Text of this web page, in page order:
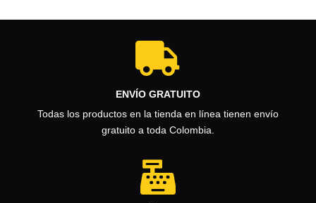

ENVÍO GRATUITO
Todas los productos en la tienda en línea tienen envío
gratuito a toda Colombia.
